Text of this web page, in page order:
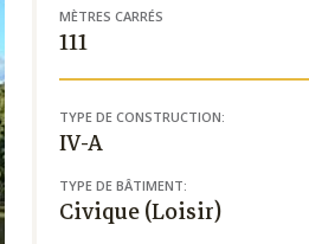
MÈTRES CARRÉS
111
TYPE DE CONSTRUCTION:
IV-A
TYPE DE BÂTIMENT:
Civique (Loisir)